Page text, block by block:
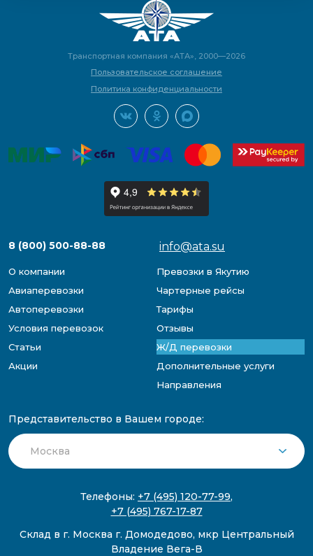
Транспортная компания «АТА», 2000—2026
Пользовательское соглашение
Политика конфиденциальности
8 (800) 500-88-88 info@ata.su
О компании
Превозки в Якутию
Авиаперевозки
Чартерные рейсы
Автоперевозки
Тарифы
Условия перевозок
Отзывы
Статьи
Ж/Д перевозки
Акции
Дополнительные услуги
Направления
Представительство в Вашем городе:
Телефоны: +7 (495) 120-77-99,
+7 (495) 767-17-87
Склад в г. Москва г. Домодедово, мкр Центральный
Владение Вега-В